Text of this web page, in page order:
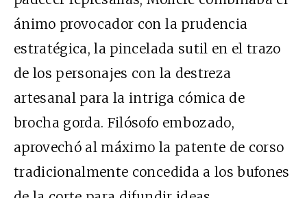
ánimo provocador con la prudencia
estratégica, la pincelada sutil en el trazo
de los personajes con la destreza
artesanal para la intriga cómica de
brocha gorda. Filósofo embozado,
aprovechó al máximo la patente de corso
tradicionalmente concedida a los bufones